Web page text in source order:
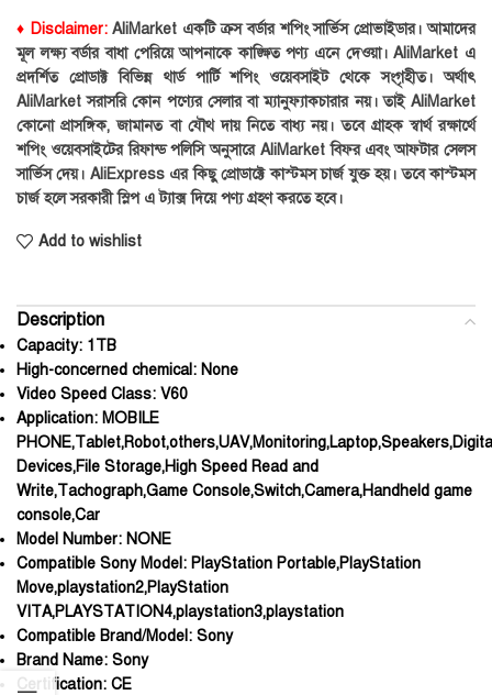
♦ Disclaimer:AliMarket একটি ক্রস বর্ডার শপিং সার্ভিস প্রোভাইডার। আমাদের
মূল লক্ষ্য বর্ডার বাধা পেরিয়ে আপনাকে কাঙ্ক্ষিত পণ্য এনে দেওয়া। AliMarket এ
প্রদর্শিত প্রোডাক্ট বিভিন্ন থার্ড পার্টি শপিং ওয়েবসাইট থেকে সংগৃহীত। অর্থাৎ
AliMarket সরাসরি কোন পণ্যের সেলার বা ম্যানুফ্যাকচারার নয়। তাই AliMarket
কোনো প্রাসঙ্গিক, জামানত বা যৌথ দায় নিতে বাধ্য নয়। তবে গ্রাহক স্বার্থ রক্ষার্থে
শপিং ওয়েবসাইটের রিফান্ড পলিসি অনুসারে AliMarket বিফর এবং আফটার সেলস
সার্ভিস দেয়। AliExpress এর কিছু প্রোডাক্টে কাস্টমস চার্জ যুক্ত হয়। তবে কাস্টমস
চার্জ হলে সরকারী স্লিপ এ ট্যাক্স দিয়ে পণ্য গ্রহণ করতে হবে।
Add to wishlist
Description
Capacity: 1TB
High-concerned chemical: None
Video Speed Class: V60
Application: MOBILE
Devices,File Storage,High Speed Read and
Write,Tachograph,Game Console,Switch,Camera,Handheld game
console,Car
Model Number: NONE
Compatible Sony Model: PlayStation Portable,PlayStation
Move,playstation2,PlayStation
VITA,PLAYSTATION4,playstation3,playstation
Compatible Brand/Model: Sony
Brand Name: Sony
Certification: CE